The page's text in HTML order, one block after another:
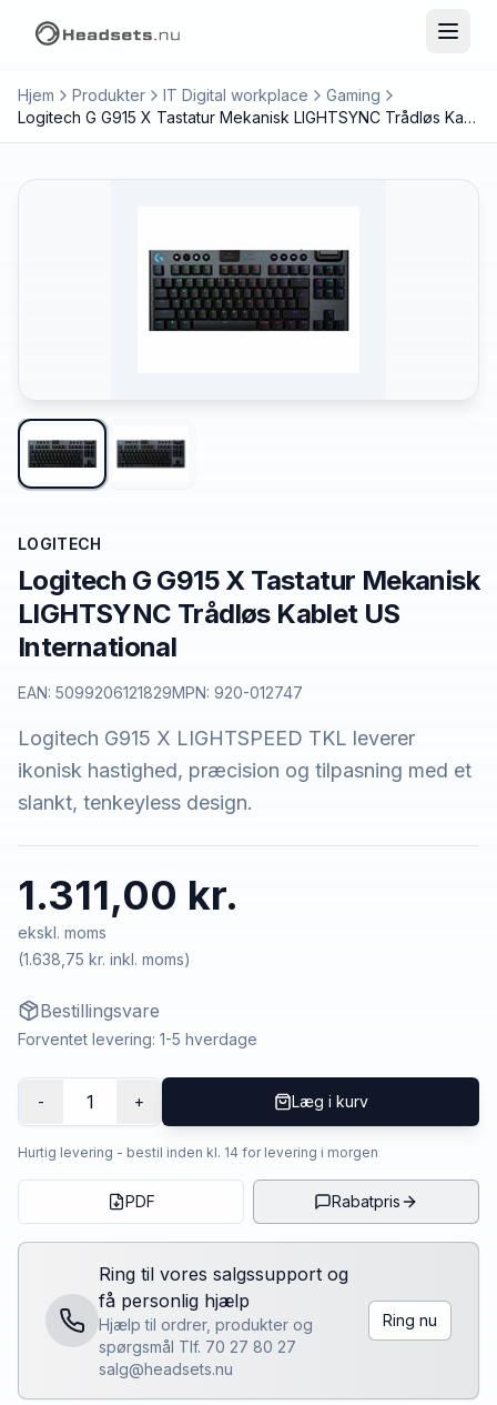
Hjem Produkter IT Digital workplace
Gaming
Logitech G G915 X Tastatur Mekanisk LIGHTSYNC Trådløs Kablet US International
LOGITECH
Logitech G G915 X Tastatur Mekanisk
LIGHTSYNC Trådløs Kablet US
International
EAN: 5099206121829MPN: 920-012747
Logitech G915 X LIGHTSPEED TKL leverer
ikonisk hastighed, præcision og tilpasning med et
slankt, tenkeyless design.
1.311,00 kr.
ekskl. moms
(1.638,75 kr. inkl. moms)
Bestillingsvare
Forventet levering: 1-5 hverdage
- 1 + Læg i kurv
Hurtig levering - bestil inden kl. 14 for levering i morgen
PDF Rabatpris
Ring til vores salgssupport og
få personlig hjælp
Hjælp til ordrer, produkter og
spørgsmål Tlf. 70 27 80 27
salg@headsets.nu
Ring nu